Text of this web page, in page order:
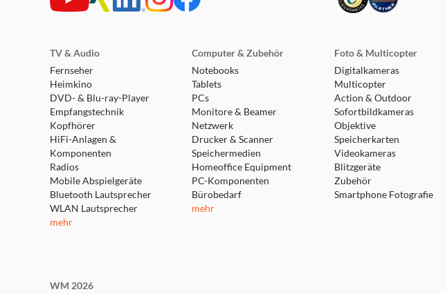
TV & Audio
Fernseher
Heimkino
DVD- & Blu-ray-Player
Empfangstechnik
Kopfhörer
HiFi-Anlagen &
Komponenten
Radios
Mobile Abspielgeräte
Bluetooth Lautsprecher
WLAN Lautsprecher
mehr
Computer & Zubehör
Notebooks
Tablets
PCs
Monitore & Beamer
Netzwerk
Drucker & Scanner
Speichermedien
Homeoffice Equipment
PC-Komponenten
Bürobedarf
mehr
Foto & Multicopter
Digitalkameras
Multicopter
Action & Outdoor
Sofortbildkameras
Objektive
Speicherkarten
Videokameras
Blitzgeräte
Zubehör
Smartphone Fotografie
WM 2026